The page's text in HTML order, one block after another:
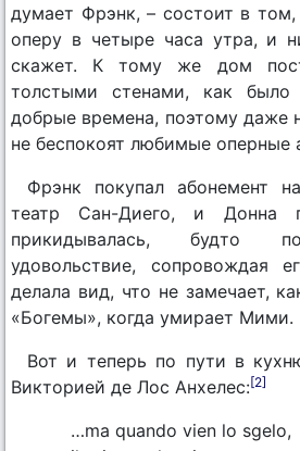
думает Фрэнк, – состоит в
оперу в четыре часа утра, и
скажет. К тому же дом
толстыми стенами, как
добрые времена, поэтому даже
не беспокоят любимые оперные
Фрэнк покупал абонемент
театр Сан-Диего, и Донна
прикидывалась, будто
удовольствие, сопровождая
делала вид, что не замечает,
«Богемы», когда умирает Мими.
Вот и теперь по пути в
Викторией де Лос Анхелес:[2]
…ma quando vien lo sgelo,